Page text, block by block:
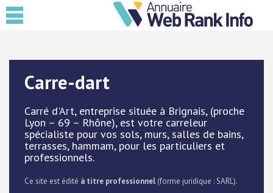
Carre-dart
Carré d'Art, entreprise située à Brignais, (proche
Lyon – 69 – Rhône), est votre carreleur
spécialiste pour vos sols, murs, salles de bains,
terrasses, hammam, pour les particuliers et
professionnels.
Ce site est édité à titre professionnel (forme juridique : SARL).